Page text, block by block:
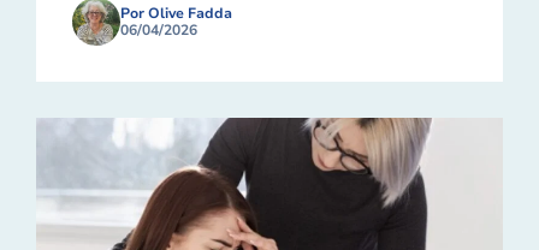
Por Olive Fadda
06/04/2026